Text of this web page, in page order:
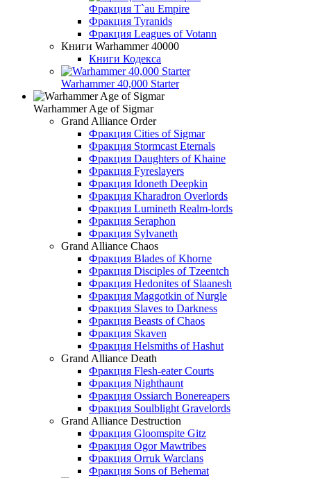
Фракция T`au Empire
Фракция Tyranids
Фракция Leagues of Votann
Книги Warhammer 40000
Книги Кодекса
Warhammer 40,000 Starter
Warhammer Age of Sigmar
Grand Alliance Order
Фракция Cities of Sigmar
Фракция Stormcast Eternals
Фракция Daughters of Khaine
Фракция Fyreslayers
Фракция Idoneth Deepkin
Фракция Kharadron Overlords
Фракция Lumineth Realm-lords
Фракция Seraphon
Фракция Sylvaneth
Grand Alliance Chaos
Фракция Blades of Khorne
Фракция Disciples of Tzeentch
Фракция Hedonites of Slaanesh
Фракция Maggotkin of Nurgle
Фракция Slaves to Darkness
Фракция Beasts of Chaos
Фракция Skaven
Фракция Helsmiths of Hashut
Grand Alliance Death
Фракция Flesh-eater Courts
Фракция Nighthaunt
Фракция Ossiarch Bonereapers
Фракция Soulblight Gravelords
Grand Alliance Destruction
Фракция Gloomspite Gitz
Фракция Ogor Mawtribes
Фракция Orruk Warclans
Фракция Sons of Behemat